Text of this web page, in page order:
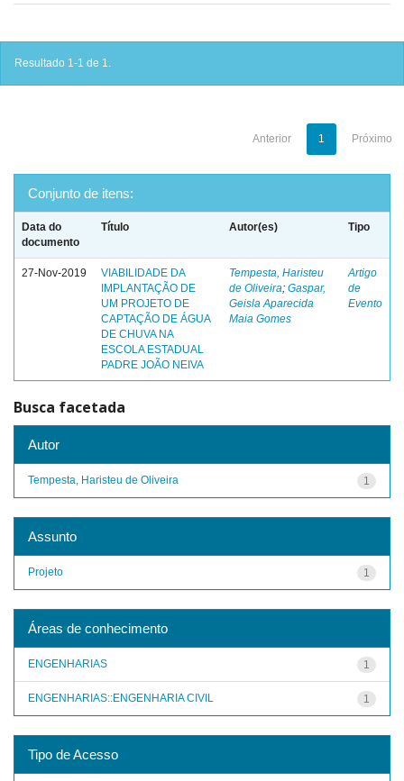
Resultado 1-1 de 1.
Anterior 1 Próximo
Conjunto de itens:
Data do
documento
Título Autor(es) Tipo
27-Nov-2019
VIABILIDADE DA
IMPLANTAÇÃO DE
UM PROJETO DE
CAPTAÇÃO DE ÁGUA
DE CHUVA NA
ESCOLA ESTADUAL
PADRE JOÃO NEIVA
Tempesta, Haristeu
de Oliveira; Gaspar,
Geisla Aparecida
Maia Gomes
Artigo
de
Evento
Busca facetada
Autor
1
Tempesta, Haristeu de Oliveira
Assunto
1
Projeto
Áreas de conhecimento
1
ENGENHARIAS
1
ENGENHARIAS::ENGENHARIA CIVIL
Tipo de Acesso